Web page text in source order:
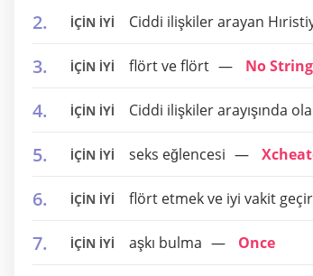
İÇİN İYİ Ciddi ilişkiler arayan
İÇİN İYİ flört ve flört No
İÇİN İYİ Ciddi ilişkiler arayışında
İÇİN İYİ seks eğlencesi
İÇİN İYİ flört etmek ve iyi vakit
İÇİN İYİ aşkı bulma Once